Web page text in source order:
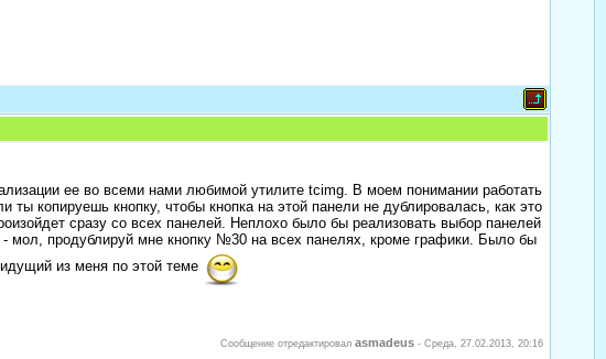
ее во всеми нами любимой утилите tcimg. В моем понимании работать
копируешь кнопку, чтобы кнопка на этой панели не дублировалась, как это
сразу со всех панелей. Неплохо было бы реализовать выбор панелей
мол, продублируй мне кнопку №30 на всех панелях, кроме графики. Было бы
из меня по этой теме
Сообщение отредактировал asmadeus - Среда, 27.02.2013, 20:16